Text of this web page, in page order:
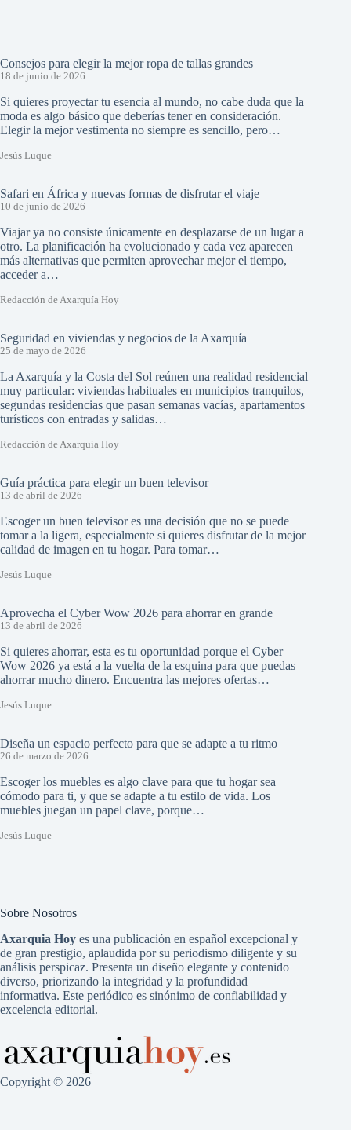
Consejos para elegir la mejor ropa de tallas grandes
18 de junio de 2026
Si quieres proyectar tu esencia al mundo, no cabe duda que la
moda es algo básico que deberías tener en consideración.
Elegir la mejor vestimenta no siempre es sencillo, pero…
Jesús Luque
Safari en África y nuevas formas de disfrutar el viaje
10 de junio de 2026
Viajar ya no consiste únicamente en desplazarse de un lugar a
otro. La planificación ha evolucionado y cada vez aparecen
más alternativas que permiten aprovechar mejor el tiempo,
acceder a…
Redacción de Axarquía Hoy
Seguridad en viviendas y negocios de la Axarquía
25 de mayo de 2026
La Axarquía y la Costa del Sol reúnen una realidad residencial
muy particular: viviendas habituales en municipios tranquilos,
segundas residencias que pasan semanas vacías, apartamentos
turísticos con entradas y salidas…
Redacción de Axarquía Hoy
Guía práctica para elegir un buen televisor
13 de abril de 2026
Escoger un buen televisor es una decisión que no se puede
tomar a la ligera, especialmente si quieres disfrutar de la mejor
calidad de imagen en tu hogar. Para tomar…
Jesús Luque
Aprovecha el Cyber Wow 2026 para ahorrar en grande
13 de abril de 2026
Si quieres ahorrar, esta es tu oportunidad porque el Cyber
Wow 2026 ya está a la vuelta de la esquina para que puedas
ahorrar mucho dinero. Encuentra las mejores ofertas…
Jesús Luque
Diseña un espacio perfecto para que se adapte a tu ritmo
26 de marzo de 2026
Escoger los muebles es algo clave para que tu hogar sea
cómodo para ti, y que se adapte a tu estilo de vida. Los
muebles juegan un papel clave, porque…
Jesús Luque
Sobre Nosotros
Axarquia Hoy es una publicación en español excepcional y
de gran prestigio, aplaudida por su periodismo diligente y su
análisis perspicaz. Presenta un diseño elegante y contenido
diverso, priorizando la integridad y la profundidad
informativa. Este periódico es sinónimo de confiabilidad y
excelencia editorial.
Copyright © 2026